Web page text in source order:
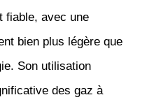
fiable, avec une
bien plus légère que
Son utilisation
des gaz à